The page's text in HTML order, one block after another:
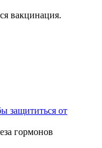
вакцинация.
защититься от
гормонов